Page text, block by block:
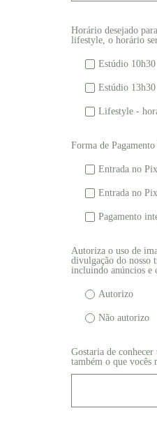
Horário desejado
lifestyle, o horário
Estúdio 10h30
Estúdio 13h30
Lifestyle -
Forma de
Entrada no
Entrada no
Pagamento
Autoriza o uso de
divulgação do nosso
incluindo anúncios e
Autorizo
Não autorizo
Gostaria de
também o que vocês